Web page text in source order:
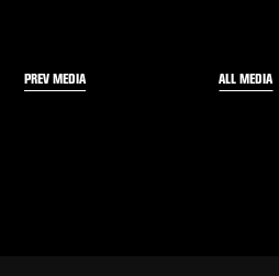
PREV MEDIA ALL MEDIA